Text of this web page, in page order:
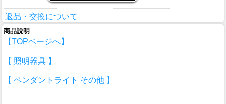
返品・交換について
商品説明
【TOPページへ】
【 照明器具 】
【 ペンダントライト その他 】